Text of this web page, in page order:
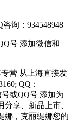
咨询：934548948
号 添加微信和
营 从上海直接发
QQ：
号或QQ号 添加为
享、新品上市、
娜，克丽缇娜您的